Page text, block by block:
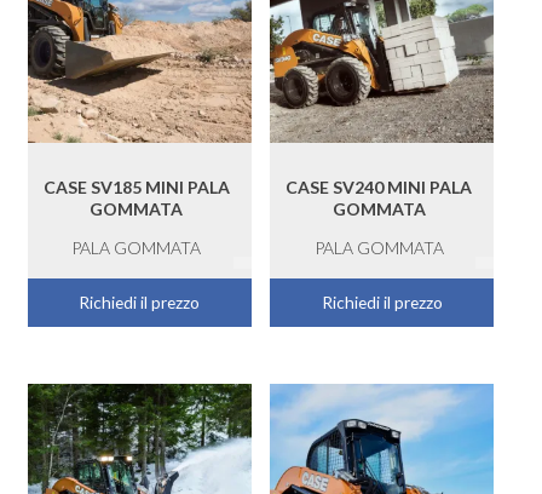
CASE SV185 MINI PALA
GOMMATA
PALA GOMMATA
Richiedi il prezzo
CASE SV240 MINI PALA
GOMMATA
PALA GOMMATA
Richiedi il prezzo